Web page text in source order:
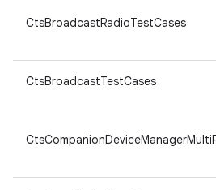
CtsBroadcastRadioTestCases
CtsBroadcastTestCases